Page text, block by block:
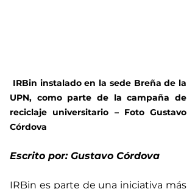
IRBin instalado en la sede Breña de la
UPN, como parte de la campaña de
reciclaje universitario – Foto Gustavo
Córdova
Escrito por: Gustavo Córdova
IRBin es parte de una iniciativa más